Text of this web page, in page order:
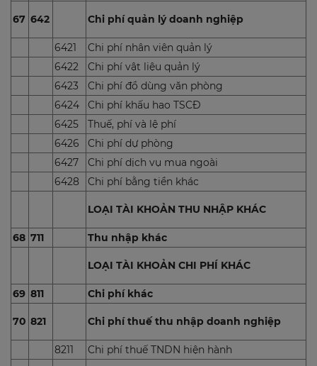
67 642 Chi phí quản lý doanh nghiệp
6421
Chi phí nhân viên quản lý
6422
Chi phí vật liệu quản lý
6423
Chi phí đồ dùng văn phòng
6424
Chi phí khấu hao TSCĐ
6425
Thuế, phí và lệ phí
6426
Chi phí dự phòng
6427
Chi phí dịch vụ mua ngoài
6428
Chi phí bằng tiền khác
LOẠI TÀI KHOẢN THU NHẬP KHÁC
68 711 Thu nhập khác
LOẠI TÀI KHOẢN CHI PHÍ KHÁC
69 811 Chi phí khác
70 821 Chi phí thuế thu nhập doanh nghiệp
8211 Chi phí thuế TNDN hiện hành